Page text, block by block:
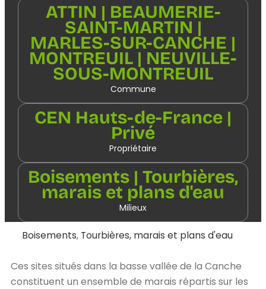
ATTIN | BEAUMERIE-
SAINT-MARTIN |
MARLES-SUR-CANCHE |
MONTREUIL | NEUVILLE-
SOUS-MONTREUIL
Commune
CEN Hauts-de-France |
Privé
Propriétaire
Boisements | Tourbières,
marais et plans d'eau
Milieux
Boisements, Tourbières, marais et plans d'eau
Ces sites situés dans la basse vallée de la Canche
constituent un ensemble de marais répartis sur les